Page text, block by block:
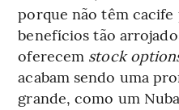
porque não têm cacife
benefícios tão
oferecem stock
acabam sendo uma
grande, como um